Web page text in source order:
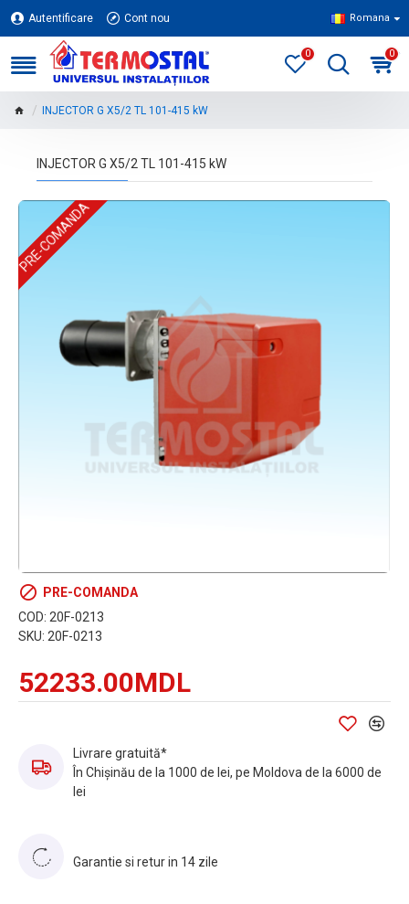
Autentificare Cont nou Romana
0 0
INJECTOR G X5/2 TL 101-415 kW
INJECTOR G X5/2 TL 101-415 kW
PRE-COMANDA
52233.00MDL
PRE-COMANDA
COD: 20F-0213
SKU: 20F-0213
Livrare gratuită*
În Chișinău de la 1000 de lei, pe Moldova de la 6000 de
lei
Garantie si retur in 14 zile